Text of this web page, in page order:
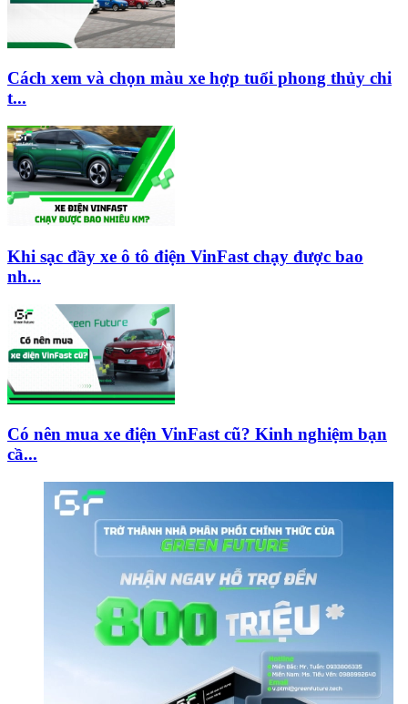
Cách xem và chọn màu xe hợp tuổi phong thủy chi
t...
Khi sạc đầy xe ô tô điện VinFast chạy được bao
nh...
Có nên mua xe điện VinFast cũ? Kinh nghiệm bạn
cầ...